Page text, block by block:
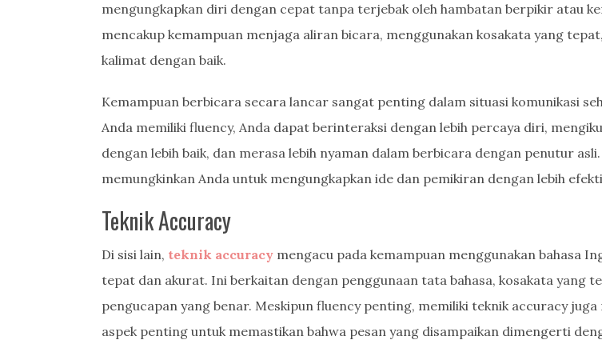
mengungkapkan diri dengan cepat tanpa terjebak oleh hambatan berpikir atau
mencakup kemampuan menjaga aliran bicara, menggunakan kosakata yang
kalimat dengan baik.
Kemampuan berbicara secara lancar sangat penting dalam situasi komunikasi
Anda memiliki fluency, Anda dapat berinteraksi dengan lebih percaya diri,
dengan lebih baik, dan merasa lebih nyaman dalam berbicara dengan penutur
memungkinkan Anda untuk mengungkapkan ide dan pemikiran dengan lebih
Teknik Accuracy
Di sisi lain, teknik accuracy mengacu pada kemampuan menggunakan bahasa
tepat dan akurat. Ini berkaitan dengan penggunaan tata bahasa, kosakata yang
pengucapan yang benar. Meskipun fluency penting, memiliki teknik accuracy juga
aspek penting untuk memastikan bahwa pesan yang disampaikan dimengerti